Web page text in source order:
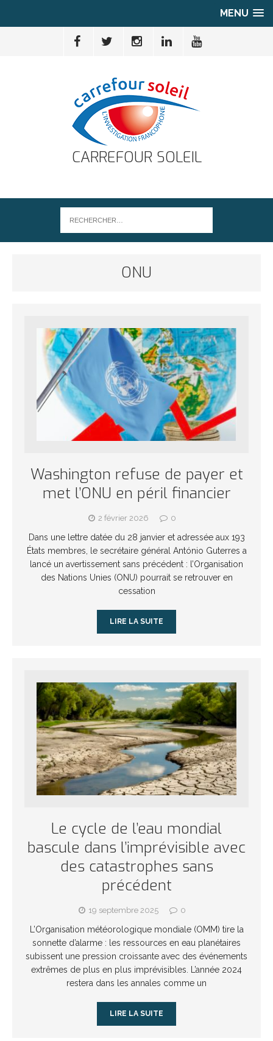
MENU
CARREFOUR SOLEIL
ONU
Washington refuse de payer et
met l’ONU en péril financier
2 février 2026 0
Dans une lettre datée du 28 janvier et adressée aux 193
États membres, le secrétaire général António Guterres a
lancé un avertissement sans précédent : l’Organisation
des Nations Unies (ONU) pourrait se retrouver en
cessation
LIRE LA SUITE
Le cycle de l’eau mondial
bascule dans l’imprévisible avec
des catastrophes sans
précédent
19 septembre 2025 0
L’Organisation météorologique mondiale (OMM) tire la
sonnette d’alarme : les ressources en eau planétaires
subissent une pression croissante avec des événements
extrêmes de plus en plus imprévisibles. L’année 2024
restera dans les annales comme un
LIRE LA SUITE